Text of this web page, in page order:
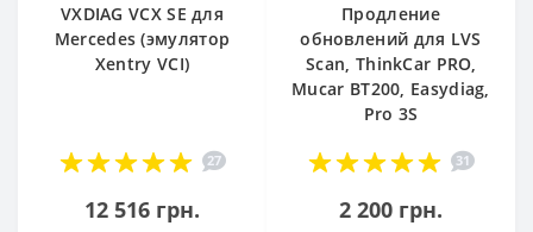
VXDIAG VCX SE для
Mercedes (эмулятор
Xentry VCI)
27
12 516 грн.
Продление
обновлений для LVS
Scan, ThinkCar PRO,
Mucar BT200, Easydiag,
Pro 3S
31
2 200 грн.